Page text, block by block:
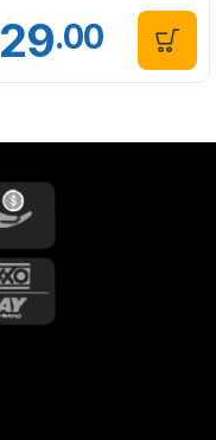
29.00